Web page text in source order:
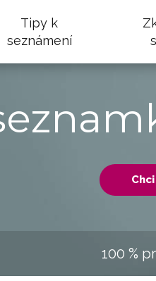
Tipy k
seznámení
100 %